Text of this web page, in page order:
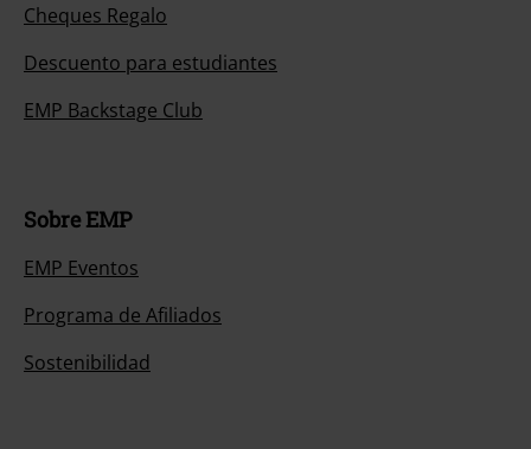
Cheques Regalo
Descuento para estudiantes
EMP Backstage Club
Sobre EMP
EMP Eventos
Programa de Afiliados
Sostenibilidad